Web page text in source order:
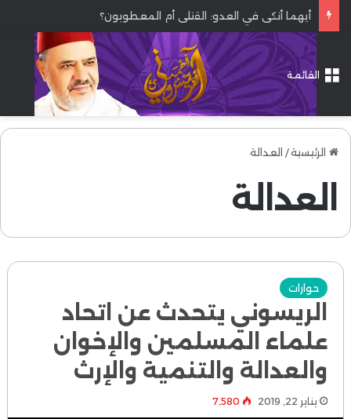
أيهما أنكى في العدو: القتلى أم المعطوبون؟
القائمة
الرئيسية/ العدالة
العدالة
حوارات
الريسوني يتحدث عن اتحاد
علماء المسلمين والإخوان
والعدالة والتنمية والإرث
يناير 22, 2019 7٬580